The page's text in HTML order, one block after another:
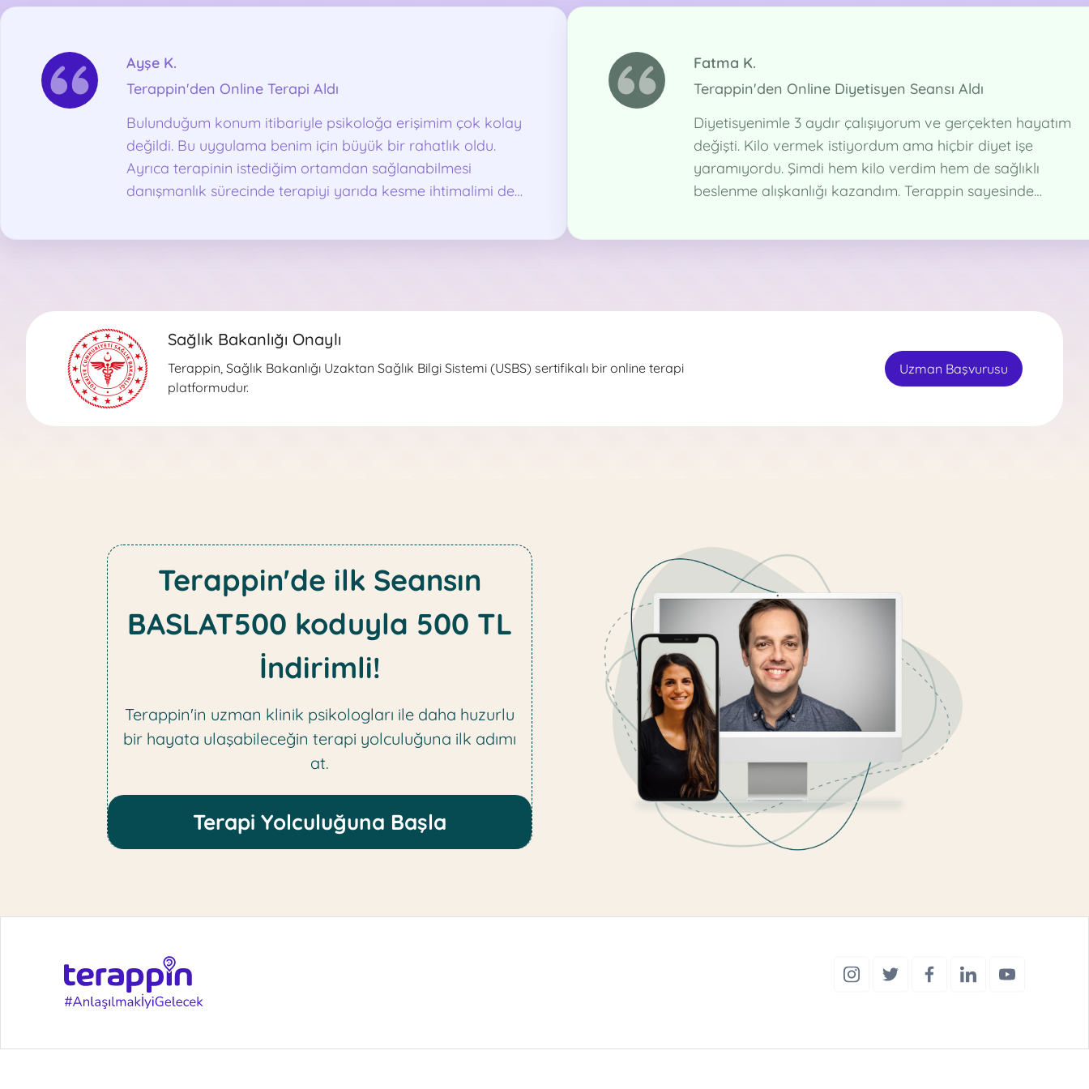
TV programlarına konuk uzman psikolog olarak
katılmıştır. Uzmanlık alanı ile ilgili düzenli olarak
gazete ve dergilerde yazılar yayımlamaktadır.
Seanslarını yüz yüze ve yurtiçi/yurtdışı olarak online
olarak sürdürmektedir.
Ayşe K.
Terappin'den Online Terapi Aldı
Bulunduğum konum itibariyle psikoloğa erişimim çok kolay
değildi. Bu uygulama benim için büyük bir rahatlık oldu.
Ayrıca terapinin istediğim ortamdan sağlanabilmesi
danışmanlık sürecinde terapiyi yarıda kesme ihtimalimi de
bir de kendimi toparlayıp terapiye gitmek zaman zaman
Fatma K.
Terappin'den Online Diyetisyen Seansı Aldı
Diyetisyenimle 3 aydır çalışıyorum ve gerçekten hayatım
değişti. Kilo vermek istiyordum ama hiçbir diyet işe
yaramıyordu. Şimdi hem kilo verdim hem de sağlıklı
beslenme alışkanlığı kazandım. Terappin sayesinde
Sağlık Bakanlığı Onaylı
Terappin, Sağlık Bakanlığı Uzaktan Sağlık Bilgi Sistemi (USBS) sertifikalı bir online terapi
platformudur.
Uzman Başvurusu
Terappin'de ilk Seansın
BASLAT500 koduyla 500 TL
İndirimli!
Terappin'in uzman klinik psikologları ile daha huzurlu
bir hayata ulaşabileceğin terapi yolculuğuna ilk adımı
at.
Terapi Yolculuğuna Başla